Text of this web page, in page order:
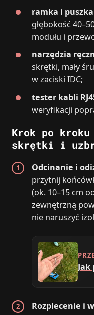
ramka i
głębokość
modułu i
narzędzia
skrętki, mały
w zaciski IDC;
tester kabli
weryfikacji
Krok po kroku
skrętki i
Odcinanie i
przytnij
(ok. 10–15 cm
zewnętrzną
nie naruszyć
Jak
Rozplecenie i